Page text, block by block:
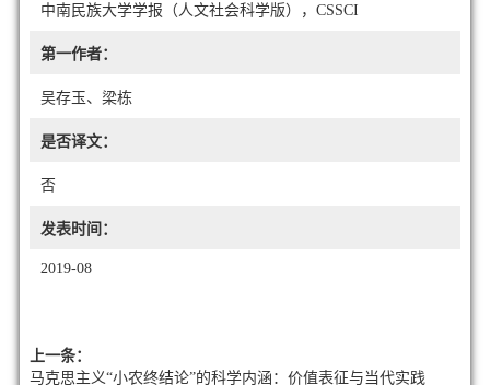
中南民族大学学报（人文社会科学版），CSSCI
第一作者：
吴存玉、梁栋
是否译文：
否
发表时间：
2019-08
上一条：
马克思主义“小农终结论”的科学内涵：价值表征与当代实践